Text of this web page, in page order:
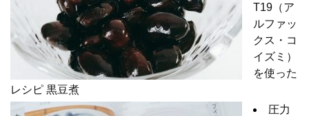
T19（ア
ルファッ
クス・コ
イズミ）
を使った
レシピ 黒豆煮
圧力